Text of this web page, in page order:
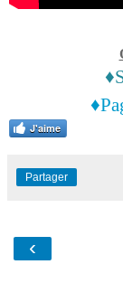
J'aime
Partager
‹